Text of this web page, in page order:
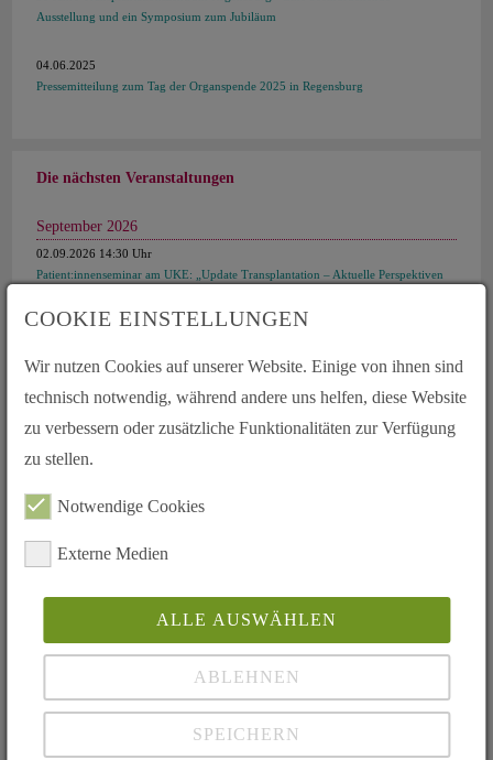
Ausstellung und ein Symposium zum Jubiläum
04.06.2025
Pressemitteilung zum Tag der Organspende 2025 in Regensburg
Die nächsten Veranstaltungen
September 2026
02.09.2026 14:30 Uhr
Patient:innenseminar am UKE: „Update Transplantation – Aktuelle Perspektiven
Kontaktgruppentreffen südl. Mittelfranken / nördl. Schwaben
Krebspatiententag Jena 2026
Infostand beim "Tag der offenen Türe" Berufsfeuerwehr, Essen
12.09.2026 11:00 Uhrbis 13.05.2026 14:30 Uhr
Kontaktgruppentreffen Jena und Umgebung
Zeige alle Veranstaltungen
Pressemitteilungen
Aktuelle Berichte
COOKIE EINSTELLUNGEN
Wir nutzen Cookies auf unserer Website. Einige von ihnen sind
technisch notwendig, während andere uns helfen, diese Website
zu verbessern oder zusätzliche Funktionalitäten zur Verfügung
zu stellen.
Notwendige Cookies
Externe Medien
ALLE AUSWÄHLEN
ABLEHNEN
SPEICHERN